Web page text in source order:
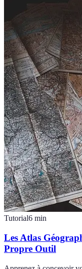
Tutorial6 min
Les Atlas
Propre Outil